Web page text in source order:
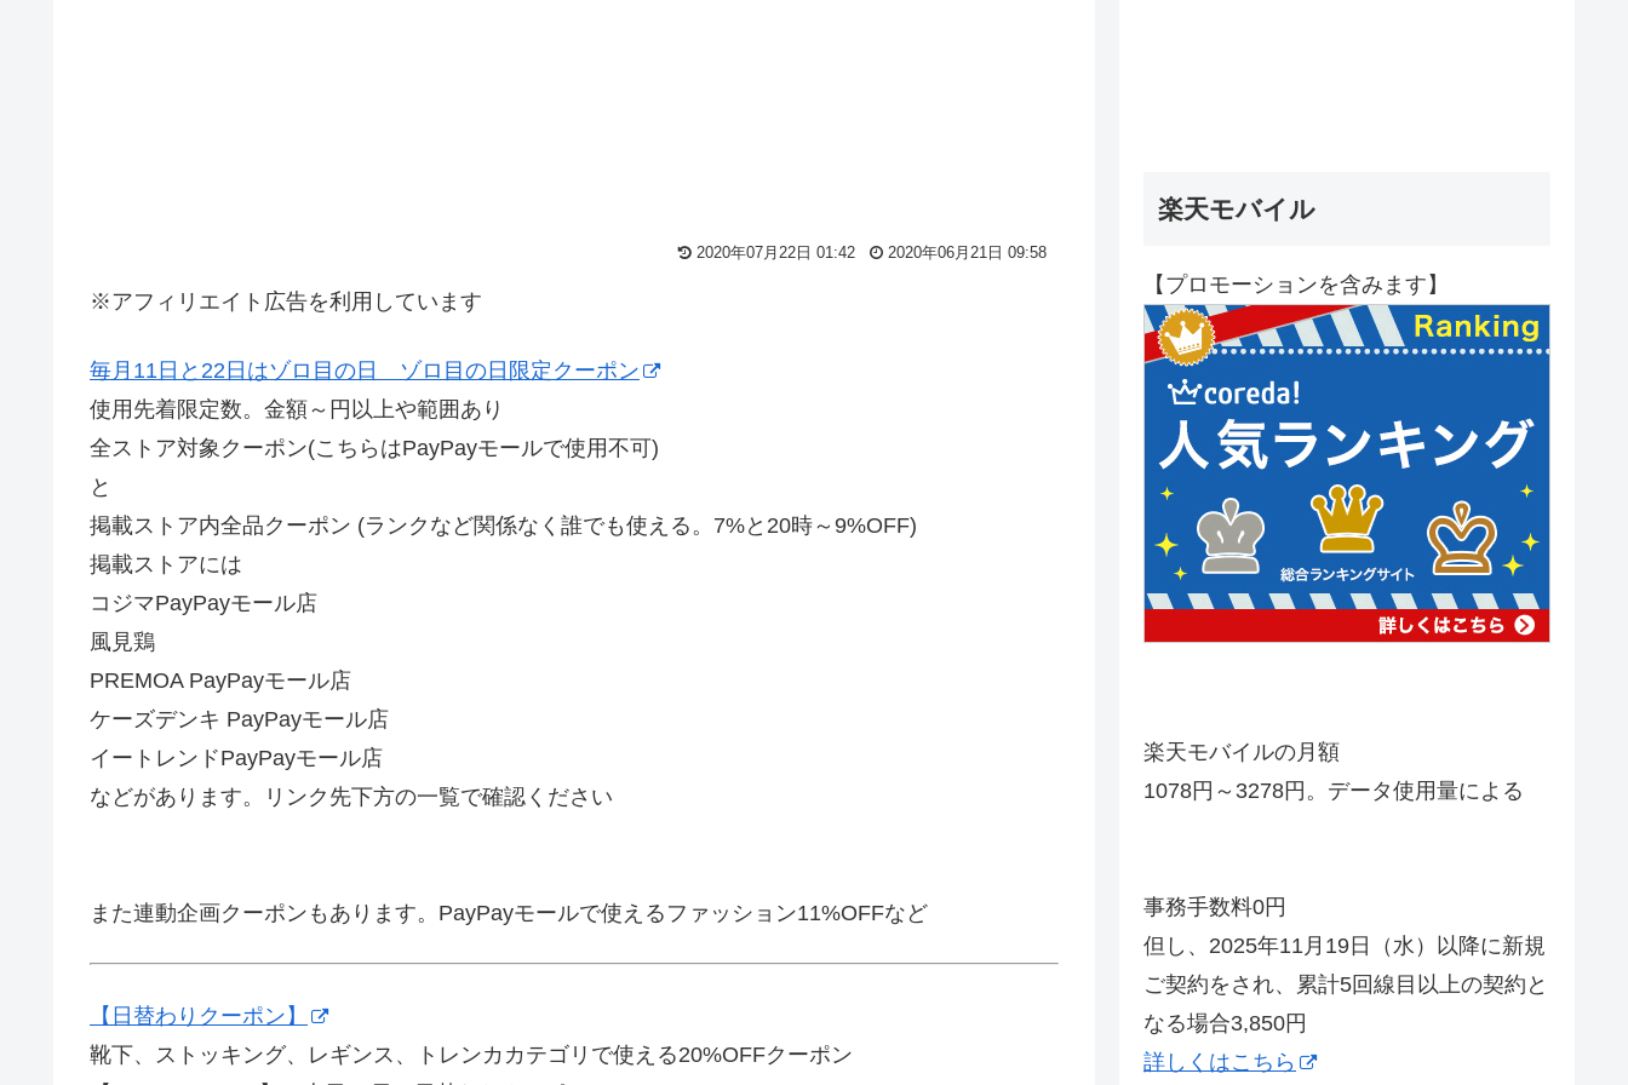
2020年07月22日 01:42 2020年06月21日 09:58
※アフィリエイト広告を利用しています
毎月11日と22日はゾロ目の日 ゾロ目の日限定クーポン
使用先着限定数。金額～円以上や範囲あり
全ストア対象クーポン(こちらはPayPayモールで使用不可)
と
掲載ストア内全品クーポン (ランクなど関係なく誰でも使える。7%と20時～9%OFF)
掲載ストアには
コジマPayPayモール店
風見鶏
PREMOA PayPayモール店
ケーズデンキ PayPayモール店
イートレンドPayPayモール店
などがあります。リンク先下方の一覧で確認ください
また連動企画クーポンもあります。PayPayモールで使えるファッション11%OFFなど
【日替わりクーポン】
靴下、ストッキング、レギンス、トレンカカテゴリで使える20%OFFクーポン
楽天モバイル
【プロモーションを含みます】
楽天モバイルの月額
1078円～3278円。データ使用量による
事務手数料0円
但し、2025年11月19日（水）以降に新規
ご契約をされ、累計5回線目以上の契約と
なる場合3,850円
詳しくはこちら